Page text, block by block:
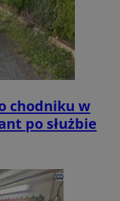
chodniku w
po służbie